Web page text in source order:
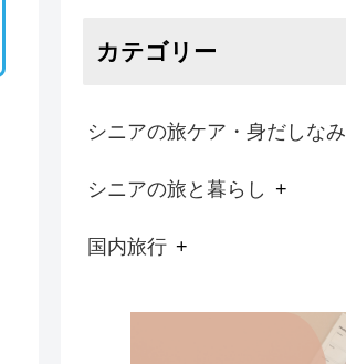
カテゴリー
シニアの旅ケア・身だしなみ
シニアの旅と暮らし +
国内旅行 +